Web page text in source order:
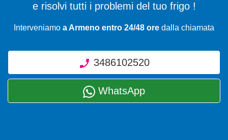
e risolvi tutti i problemi del tuo frigo !
Interveniamo a Armeno entro 24/48 ore dalla chiamata
3486102520
WhatsApp